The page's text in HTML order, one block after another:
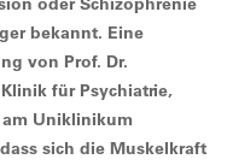
bekannt. Eine
von Prof. Dr.
für Psychiatrie,
Uniklinikum
sich die Muskelkraft